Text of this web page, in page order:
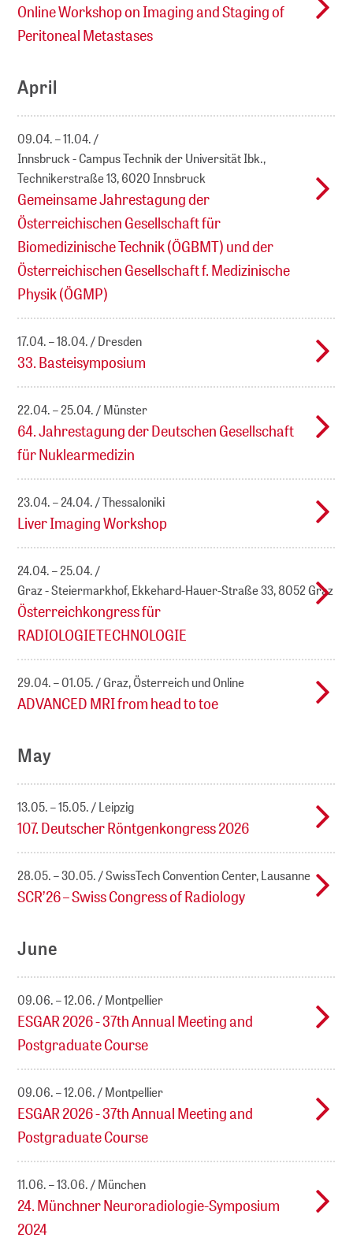
Online Workshop on Imaging and Staging of
Peritoneal Metastases
April
09.04. – 11.04.
Innsbruck - Campus Technik der Universität Ibk.,
Technikerstraße 13, 6020 Innsbruck
Gemeinsame Jahrestagung der
Österreichischen Gesellschaft für
Biomedizinische Technik (ÖGBMT) und der
Österreichischen Gesellschaft f. Medizinische
Physik (ÖGMP)
17.04. – 18.04. Dresden
33. Basteisymposium
22.04. – 25.04. Münster
64. Jahrestagung der Deutschen Gesellschaft
für Nuklearmedizin
23.04. – 24.04. Thessaloniki
Liver Imaging Workshop
24.04. – 25.04.
Graz - Steiermarkhof, Ekkehard-Hauer-Straße 33, 8052 Graz
Österreichkongress für
RADIOLOGIETECHNOLOGIE
29.04. – 01.05. Graz, Österreich und Online
ADVANCED MRI from head to toe
May
13.05. – 15.05. Leipzig
107. Deutscher Röntgenkongress 2026
28.05. – 30.05. SwissTech Convention Center, Lausanne
SCR’26 – Swiss Congress of Radiology
June
09.06. – 12.06. Montpellier
ESGAR 2026 - 37th Annual Meeting and
Postgraduate Course
09.06. – 12.06. Montpellier
ESGAR 2026 - 37th Annual Meeting and
Postgraduate Course
11.06. – 13.06. München
24. Münchner Neuroradiologie-Symposium
2024